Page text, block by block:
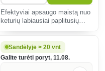
Efektyviai apsaugo maistą nuo
keturių labiausiai paplitusių
paviršiaus ir atraktanto
(feromono) derinys, patikimai
pritraukiantis maist
Sandėlyje > 20 vnt
Galite turėti poryt, 11.08.